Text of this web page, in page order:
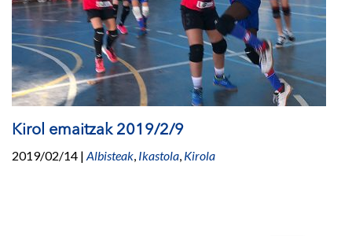
Kirol emaitzak 2019/2/9
2019/02/14 | Albisteak, Ikastola, Kirola